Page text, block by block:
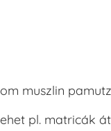
muszlin
pl. matricák